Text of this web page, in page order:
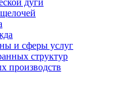
дуги
и сферы услуг
структур
производств